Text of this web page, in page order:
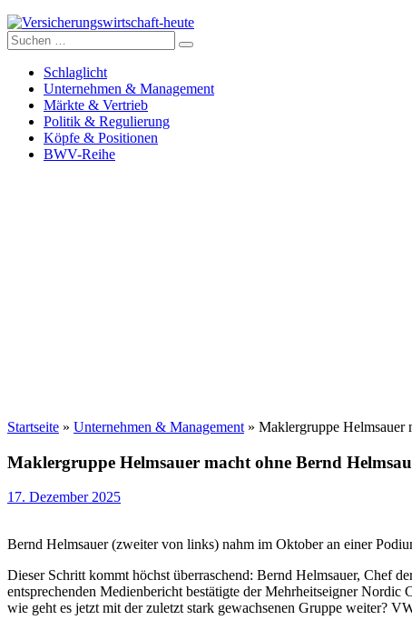
Versicherungswirtschaft-heute
Suche
nach:
Schlaglicht
Unternehmen & Management
Märkte & Vertrieb
Politik & Regulierung
Köpfe & Positionen
BWV-Reihe
Startseite » Unternehmen & Management » Maklergruppe Helmsauer
Maklergruppe Helmsauer macht ohne Bernd
17. Dezember 2025
Bernd Helmsauer (zweiter von links) nahm im Oktober an einer
Dieser Schritt kommt höchst überraschend: Bernd Helmsauer, Chef
entsprechenden Medienbericht bestätigte der Mehrheitseigner
wie geht es jetzt mit der zuletzt stark gewachsenen Gruppe weiter?